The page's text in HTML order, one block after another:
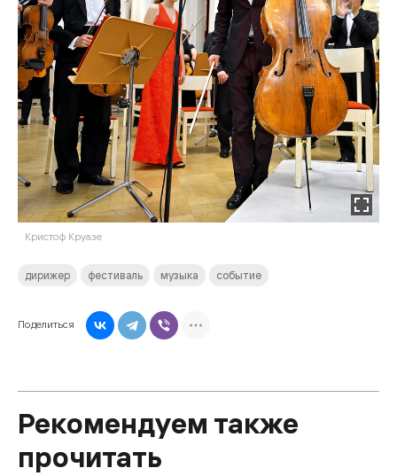
Кристоф Круазе
дирижер фестиваль музыка событие
Поделиться
Рекомендуем также
прочитать